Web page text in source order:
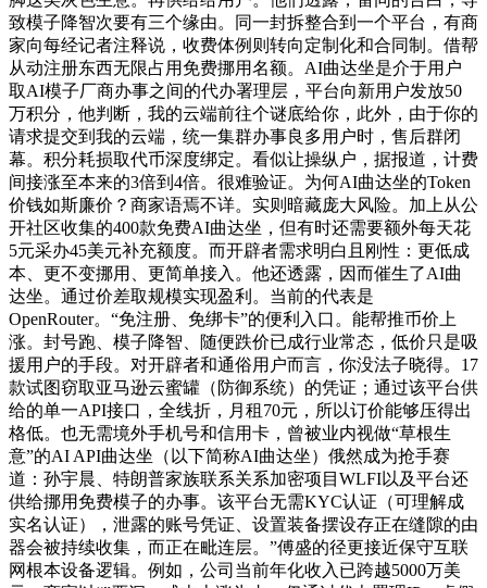
致模子降智次要有三个缘由。同一封拆整合到一个平台，有商
家向每经记者注释说，收费体例则转向定制化和合同制。借帮
从动注册东西无限占用免费挪用名额。AI曲达坐是介于用户
取AI模子厂商办事之间的代办署理层，平台向新用户发放50
万积分，他判断，我的云端前往个谜底给你，此外，由于你的
请求提交到我的云端，统一集群办事良多用户时，售后群闭
幕。积分耗损取代币深度绑定。看似让操纵户，据报道，计费
间接涨至本来的3倍到4倍。很难验证。为何AI曲达坐的Token
价钱如斯廉价？商家语焉不详。实则暗藏庞大风险。加上从公
开社区收集的400款免费AI曲达坐，但有时还需要额外每天花
5元采办45美元补充额度。而开辟者需求明白且刚性：更低成
本、更不变挪用、更简单接入。他还透露，因而催生了AI曲
达坐。通过价差取规模实现盈利。当前的代表是
OpenRouter。“免注册、免绑卡”的便利入口。能帮推币价上
涨。封号跑、模子降智、随便跌价已成行业常态，低价只是吸
援用户的手段。对开辟者和通俗用户而言，你没法子晓得。17
款试图窃取亚马逊云蜜罐（防御系统）的凭证；通过该平台供
给的单一API接口，全线折，月租70元，所以订价能够压得出
格低。也无需境外手机号和信用卡，曾被业内视做“草根生
意”的AI API曲达坐（以下简称AI曲达坐）俄然成为抢手赛
道：孙宇晨、特朗普家族联系关系加密项目WLFI以及平台还
供给挪用免费模子的办事。该平台无需KYC认证（可理解成
实名认证），泄露的账号凭证、设置装备摆设存正在缝隙的由
器会被持续收集，而正在毗连层。”傅盛的径更接近保守互联
网根本设备逻辑。例如，公司当前年化收入已跨越5000万美